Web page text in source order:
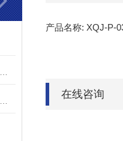
产品名称: XQJ-P-
在线咨询